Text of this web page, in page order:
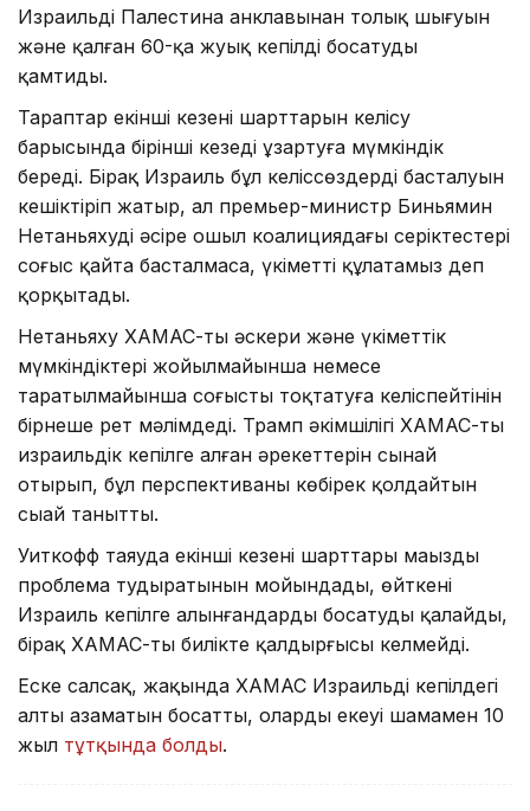
Израильдің Палестина анклавынан толық шығуын
және қалған 60-қа жуық кепілді босатуды
қамтиды.
Тараптар екінші кезеңнің шарттарын келісу
барысында бірінші кезеңді ұзартуға мүмкіндік
береді. Бірақ Израиль бұл келіссөздердің басталуын
кешіктіріп жатыр, ал премьер-министр Биньямин
Нетаньяхудің әсіре оңшыл коалициядағы серіктестері
соғыс қайта басталмаса, үкіметті құлатамыз деп
қорқытады.
Нетаньяху ХАМАС-тың әскери және үкіметтік
мүмкіндіктері жойылмайынша немесе
таратылмайынша соғысты тоқтатуға келіспейтінін
бірнеше рет мәлімдеді. Трамп әкімшілігі ХАМАС-тың
израильдік кепілге алған әрекеттерін сынай
отырып, бұл перспективаны көбірек қолдайтын
сыңай танытты.
Уиткофф таяуда екінші кезеңнің шарттары маңызды
проблема тудыратынын мойындады, өйткені
Израиль кепілге алынғандарды босатуды қалайды,
бірақ ХАМАС-ты билікте қалдырғысы келмейді.
Еске салсақ, жақында ХАМАС Израильдің кепілдегі
алты азаматын босатты, олардың екеуі шамамен 10
жыл тұтқында болды.